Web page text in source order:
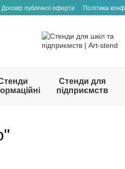
Договір публічної оферти Політика
Стенди для
підприємств